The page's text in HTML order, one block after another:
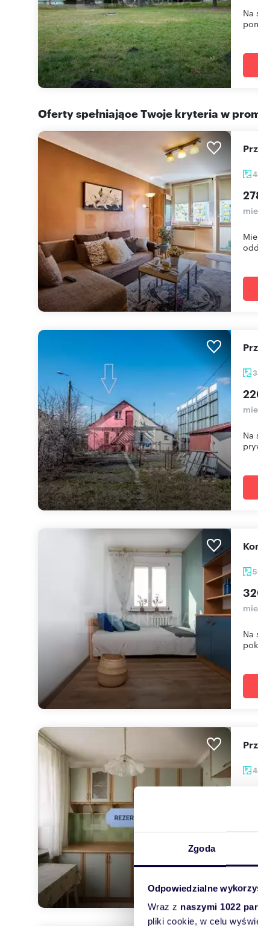
Zgoda
Odpowiedzialne
Wraz z naszymi 1022
pliki cookie, w celu
Na
Oferty spełniające Twoje kryteria w
Na
Na